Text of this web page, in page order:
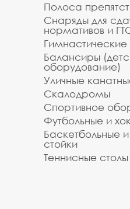
Полоса
Снаряды для
нормативов и
Балансиры
оборудование)
Уличные
Скалодромы
Спортивное
Футбольные и
Баскетбольные
стойки
Теннисные